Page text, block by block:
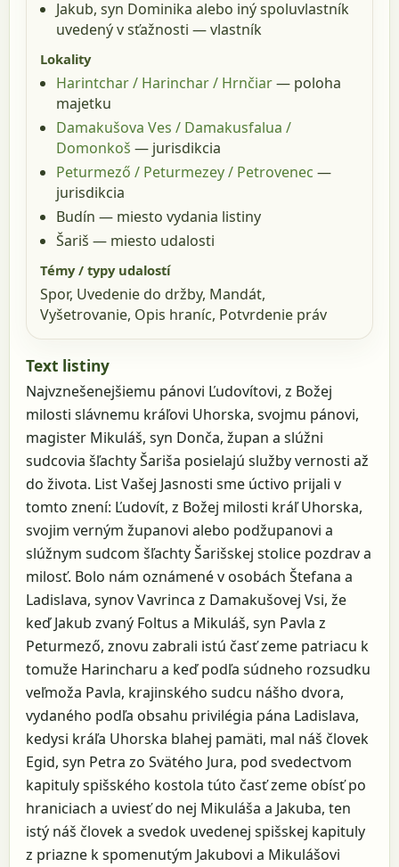
Jakub, syn Dominika alebo iný spoluvlastník
uvedený v sťažnosti — vlastník
Lokality
Harintchar / Harinchar / Hrnčiar— poloha
majetku
Damakušova Ves / Damakusfalua /
Domonkoš — jurisdikcia
Peturmező / Peturmezey / Petrovenec —
jurisdikcia
Budín — miesto vydania listiny
Šariš — miesto udalosti
Témy / typy udalostí
Spor, Uvedenie do držby, Mandát,
Vyšetrovanie, Opis hraníc, Potvrdenie práv
Text listiny
Najvznešenejšiemu pánovi Ľudovítovi, z Božej
milosti slávnemu kráľovi Uhorska, svojmu pánovi,
magister Mikuláš, syn Donča, župan a slúžni
sudcovia šľachty Šariša posielajú služby vernosti až
do života. List Vašej Jasnosti sme úctivo prijali v
tomto znení: Ľudovít, z Božej milosti kráľ Uhorska,
svojim verným županovi alebo podžupanovi a
slúžnym sudcom šľachty Šarišskej stolice pozdrav a
milosť. Bolo nám oznámené v osobách Štefana a
Ladislava, synov Vavrinca z Damakušovej Vsi, že
keď Jakub zvaný Foltus a Mikuláš, syn Pavla z
Peturmező, znovu zabrali istú časť zeme patriacu k
tomuže Harincharu a keď podľa súdneho rozsudku
veľmoža Pavla, krajinského sudcu nášho dvora,
vydaného podľa obsahu privilégia pána Ladislava,
kedysi kráľa Uhorska blahej pamäti, mal náš človek
Egid, syn Petra zo Svätého Jura, pod svedectvom
kapituly spišského kostola túto časť zeme obísť po
hraniciach a uviesť do nej Mikuláša a Jakuba, ten
istý náš človek a svedok uvedenej spišskej kapituly
z priazne k spomenutým Jakubovi a Mikulášovi